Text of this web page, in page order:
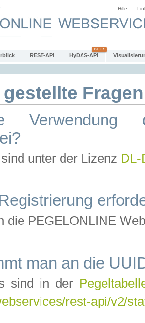
Hilfe
REST-API HyDAS-API
unter der Lizenz
die PEGELONLINE
man an die
sind in der
rest-api/v2/